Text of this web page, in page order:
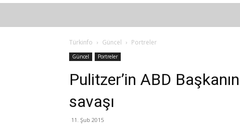
Türkinfo Güncel Portreler
Güncel Portreler
Pulitzer’in ABD
savaşı
11. Şub 2015